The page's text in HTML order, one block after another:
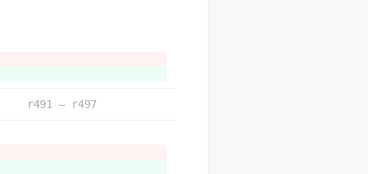
r491 – r497